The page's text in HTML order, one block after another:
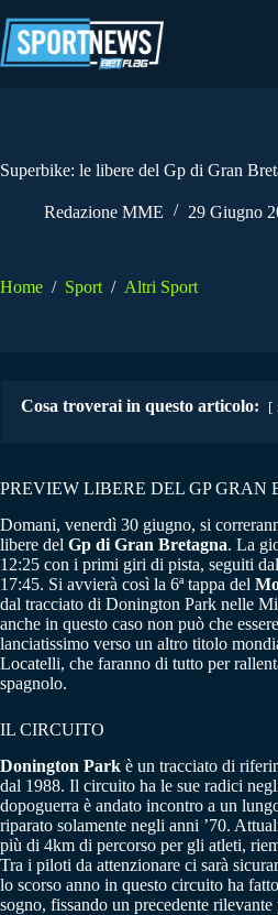
al
contenuto
Superbike: le libere del Gp di Gran
Redazione MME 29 Giugno
Home / Sport / Altri Sport
Cosa troverai in questo articolo:
PREVIEW LIBERE DEL GP GRAN
Domani, venerdì 30 giugno, si
libere del Gp di Gran Bretagna. La
12:25 con i primi giri di pista, seguiti
17:45. Si avvierà così la 6ª tappa del
dal tracciato di Donington Park nelle
anche in questo caso non può che
lanciatissimo verso un altro titolo
Locatelli, che faranno di tutto per
spagnolo.
IL CIRCUITO
Donington Park è un tracciato di
dal 1988. Il circuito ha le sue radici
dopoguerra è andato incontro a un
riparato solamente negli anni ’70.
più di 4km di percorso per gli atleti,
Tra i piloti da attenzionare ci sarà
lo scorso anno in questo circuito ha
sogno, fissando un precedente